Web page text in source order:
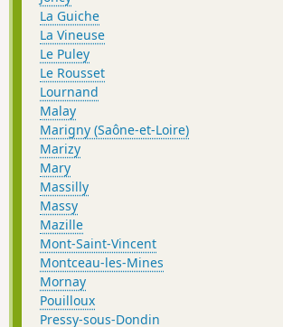
La Guiche
La Vineuse
Le Puley
Le Rousset
Lournand
Malay
Marigny (Saône-et-Loire)
Marizy
Mary
Massilly
Massy
Mazille
Mont-Saint-Vincent
Montceau-les-Mines
Mornay
Pouilloux
Pressy-sous-Dondin